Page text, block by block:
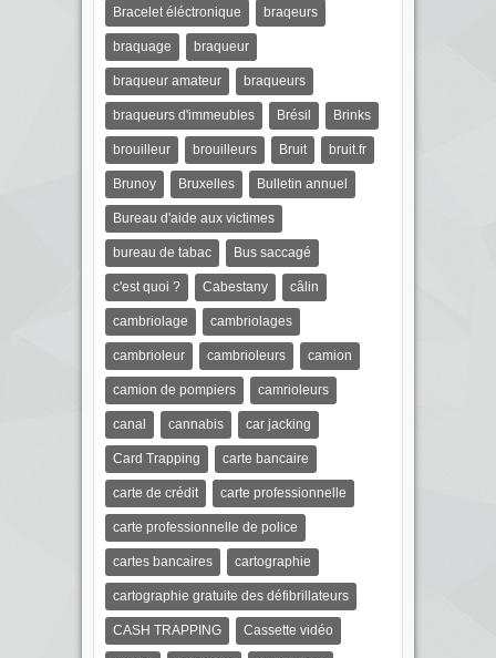
Bracelet éléctronique braqeurs
braquage braqueur
braqueur amateur braqueurs
braqueurs d'immeubles Brésil Brinks
brouilleur brouilleurs Bruit bruit.fr
Brunoy Bruxelles Bulletin annuel
Bureau d'aide aux victimes
bureau de tabac Bus saccagé
c'est quoi ? Cabestany câlin
cambriolage cambriolages
cambrioleur cambrioleurs camion
camion de pompiers camrioleurs
canal cannabis car jacking
Card Trapping carte bancaire
carte de crédit carte professionnelle
carte professionnelle de police
cartes bancaires cartographie
cartographie gratuite des défibrillateurs
CASH TRAPPING Cassette vidéo